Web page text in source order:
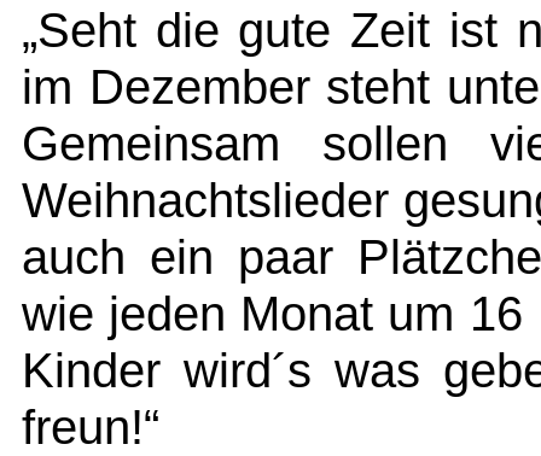
„Seht die gute Zeit ist
im Dezember steht
Gemeinsam sollen
Weihnachtslieder
auch ein paar
wie jeden Monat um 16
Kinder wird´s was
freun!“